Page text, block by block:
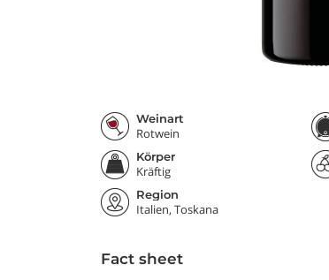
Weinart
Rotwein
Körper
Kräftig
Region
Italien, Toskana
Fact sheet